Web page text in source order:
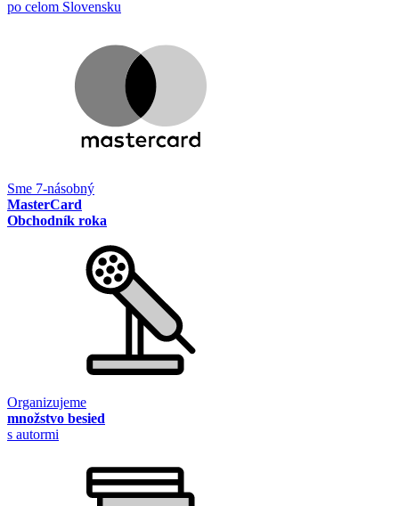
po celom Slovensku
Sme 7-násobný
MasterCard
Obchodník roka
Organizujeme
množstvo besied
s autormi